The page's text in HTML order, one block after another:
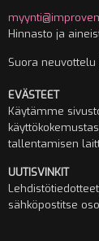
Hinnasto ja
Suora neuvottelu
EVÄSTEET
Käytämme
tallentamisen
UUTISVINKIT
sähköpostitse